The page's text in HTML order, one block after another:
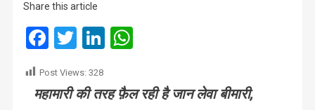
Share this article
Facebook
TwitterLinkedIn
WhatsApp
Post Views: 328
महामारी की तरह फ़ैल रही है जान लेवा बीमारी,